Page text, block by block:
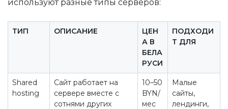
используют разные типы серверов:
ТИП ОПИСАНИЕ
ЦЕН
А В
БЕЛА
РУСИ
ПОДХОДИ
Т ДЛЯ
Shared
hosting
Сайт работает на
сервере вместе с
сотнями других
10–50
BYN/
мес
Малые
сайты,
лендинги,